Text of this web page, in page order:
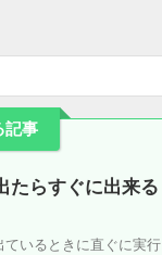
記事
たらすぐに出来る
ているときに直ぐに実行